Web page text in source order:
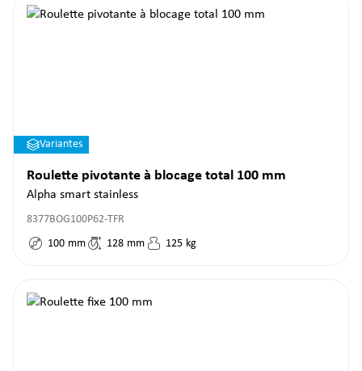
Variantes
Roulette pivotante à blocage total 100 mm
Alpha smart stainless
8377BOG100P62-TFR
100 mm 128 mm 125 kg